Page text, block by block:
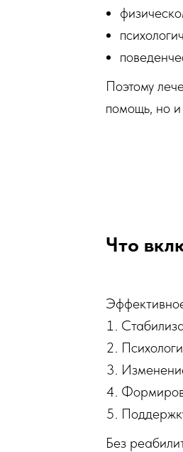
Поэтому
помощь, но
Что
Без